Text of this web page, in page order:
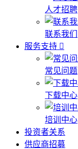
人才招聘
联系我们
服务支持
常见问题
下载中心
培训中心
投资者关系
供应商招募